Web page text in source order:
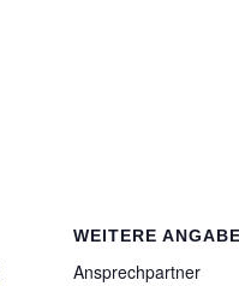
WEITERE
Ansprechpartner